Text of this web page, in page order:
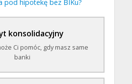
pod hipotekę bez BIKu?
konsolidacyjny
Ci pomóc, gdy masz same
banki